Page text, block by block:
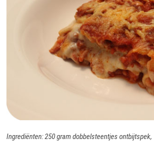
Ingrediënten: 250 gram dobbelsteentjes ontbijtspek,